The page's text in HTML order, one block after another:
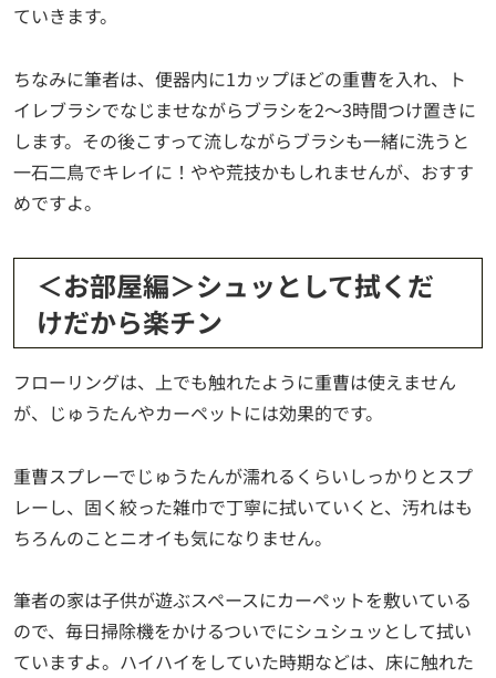
ていきます。
ちなみに筆者は、便器内に1カップほどの重曹を入れ、ト
イレブラシでなじませながらブラシを2～3時間つけ置きに
します。その後こすって流しながらブラシも一緒に洗うと
一石二鳥でキレイに！やや荒技かもしれませんが、おすす
めですよ。
＜お部屋編＞シュッとして拭くだ
けだから楽チン
フローリングは、上でも触れたように重曹は使えません
が、じゅうたんやカーペットには効果的です。
重曹スプレーでじゅうたんが濡れるくらいしっかりとスプ
レーし、固く絞った雑巾で丁寧に拭いていくと、汚れはも
ちろんのことニオイも気になりません。
筆者の家は子供が遊ぶスペースにカーペットを敷いている
ので、毎日掃除機をかけるついでにシュシュッとして拭い
ていますよ。ハイハイをしていた時期などは、床に触れた